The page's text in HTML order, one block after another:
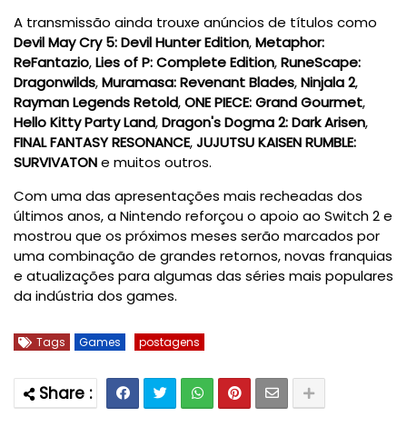
A transmissão ainda trouxe anúncios de títulos como
Devil May Cry 5: Devil Hunter Edition,Metaphor:
ReFantazio,Lies of P: Complete Edition,RuneScape:
Dragonwilds,Muramasa: Revenant Blades,Ninjala 2,
Rayman Legends Retold,ONE PIECE: Grand Gourmet,
Hello Kitty Party Land,Dragon's Dogma 2: Dark Arisen,
FINAL FANTASY RESONANCE,JUJUTSU KAISEN RUMBLE:
SURVIVATONe muitos outros.
Com uma das apresentações mais recheadas dos
últimos anos, a Nintendo reforçou o apoio ao Switch 2 e
mostrou que os próximos meses serão marcados por
uma combinação de grandes retornos, novas franquias
e atualizações para algumas das séries mais populares
da indústria dos games.
Tags Games postagens